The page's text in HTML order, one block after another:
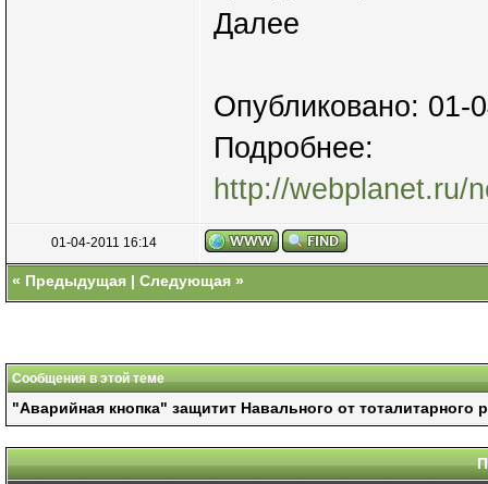
Далее
Опубликовано: 01-
Подробнее:
http://webplanet.ru/
01-04-2011 16:14
« Предыдущая | Следующая »
Сообщения в этой теме
"Аварийная кнопка" защитит Навального от тоталитарного